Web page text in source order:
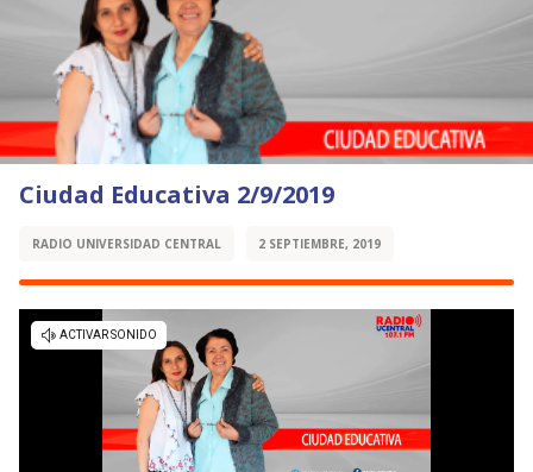
Ciudad Educativa 2/9/2019
RADIO UNIVERSIDAD CENTRAL 2 SEPTIEMBRE, 2019